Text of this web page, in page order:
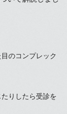
のコンプレック
りしたら受診を